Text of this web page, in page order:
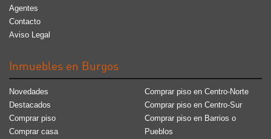
Agentes
Contacto
Aviso Legal
Inmuebles en Burgos
Novedades
Destacados
Comprar piso
Comprar casa
Comprar piso en Centro-Norte
Comprar piso en Centro-Sur
Comprar piso en Barrios o
Pueblos